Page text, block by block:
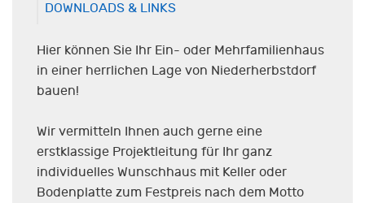
DOWNLOADS & LINKS
Hier können Sie Ihr Ein- oder Mehrfamilienhaus
in einer herrlichen Lage von Niederherbstdorf
bauen!
Wir vermitteln Ihnen auch gerne eine
erstklassige Projektleitung für Ihr ganz
individuelles Wunschhaus mit Keller oder
Bodenplatte zum Festpreis nach dem Motto